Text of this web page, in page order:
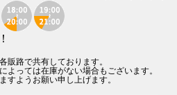
販路で共有しております。
よっては在庫がない場合もございます。
すようお願い申し上げます。